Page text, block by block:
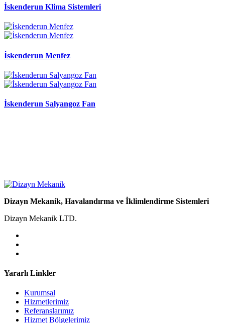
İskenderun Klima Sistemleri
İskenderun Menfez
İskenderun Salyangoz Fan
Dizayn Mekanik, Havalandırma ve İklimlendirme Sistemleri
Dizayn Mekanik LTD.
Yararlı Linkler
Kurumsal
Hizmetlerimiz
Referanslarımız
Hizmet Bölgelerimiz